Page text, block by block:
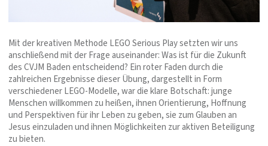
Mit der kreativen Methode LEGO Serious Play setzten wir uns
anschließend mit der Frage auseinander: Was ist für die Zukunft
des CVJM Baden entscheidend? Ein roter Faden durch die
zahlreichen Ergebnisse dieser Übung, dargestellt in Form
verschiedener LEGO-Modelle, war die klare Botschaft: junge
Menschen willkommen zu heißen, ihnen Orientierung, Hoffnung
und Perspektiven für ihr Leben zu geben, sie zum Glauben an
Jesus einzuladen und ihnen Möglichkeiten zur aktiven Beteiligung
zu bieten.